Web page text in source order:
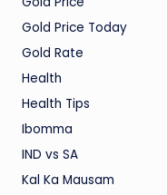
Gold Price Today
Gold Rate
Health
Health Tips
Ibomma
IND vs SA
Kal Ka Mausam